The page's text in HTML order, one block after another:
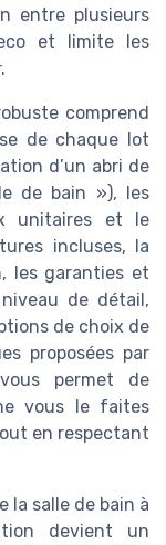
entre plusieurs
et limite les
comprend
de chaque lot
d’un abri de
de bain »), les
unitaires et le
incluses, la
les garanties et
de détail,
de choix de
proposées par
permet de
vous le faites
en respectant
la salle de bain à
devient un